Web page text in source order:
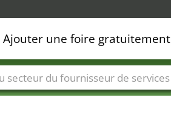
Ajouter une foire gratuitement
Secteurs du fournisseur de services